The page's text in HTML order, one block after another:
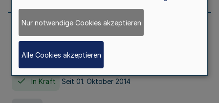
Gesetz über die Hochschulen des Landes
Nordrhein-Westfalen (Hochschulgesetz -
HG)
In Kraft Seit 01. Oktober 2014
Nur notwendige Cookies akzeptieren
Alle Cookies akzeptieren